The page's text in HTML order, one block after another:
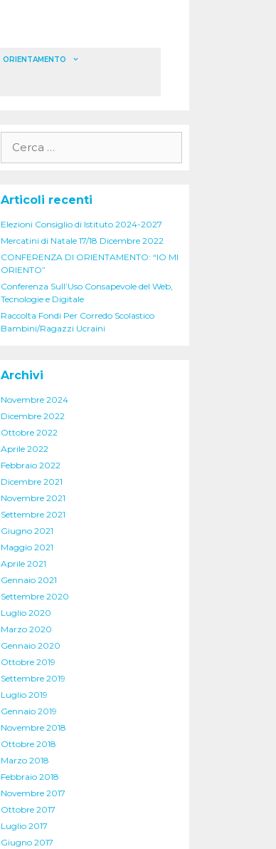
ORIENTAMENTO
per:
Articoli recenti
Elezioni Consiglio di Istituto 2024-2027
Mercatini di Natale 17/18 Dicembre 2022
CONFERENZA DI ORIENTAMENTO: “IO MI
ORIENTO”
Conferenza Sull’Uso Consapevole del Web,
Tecnologie e Digitale
Raccolta Fondi Per Corredo Scolastico
Bambini/Ragazzi Ucraini
Archivi
Novembre 2024
Dicembre 2022
Ottobre 2022
Aprile 2022
Febbraio 2022
Dicembre 2021
Novembre 2021
Settembre 2021
Giugno 2021
Maggio 2021
Aprile 2021
Gennaio 2021
Settembre 2020
Luglio 2020
Marzo 2020
Gennaio 2020
Ottobre 2019
Settembre 2019
Luglio 2019
Gennaio 2019
Novembre 2018
Ottobre 2018
Marzo 2018
Febbraio 2018
Novembre 2017
Ottobre 2017
Luglio 2017
Giugno 2017